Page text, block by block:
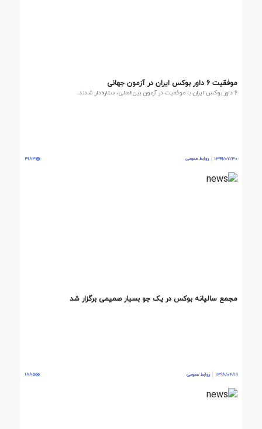
موفقیت 6 داور بوکس ایران در آزمون جهانی
6 داور بوکس ایران با موفقیت در آزمون بین‌المللی، ستاره‌دار شدند.
1399/07/30 روابط عمومی 4183
مجمع سالیانه بوکس در یک جو بسیار صمیمی برگزار شد
1398/04/19 روابط عمومی 1885